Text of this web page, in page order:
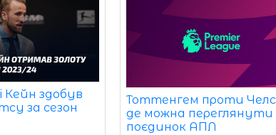
Кейн здобув
за сезон
Тоттенгем проти
де можна переглянути
поєдинок АПЛ